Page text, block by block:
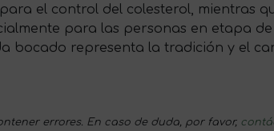
el control del colesterol, mientras
para las personas en etapa
bocado representa la tradición y el
errores. En caso de duda, por favor,